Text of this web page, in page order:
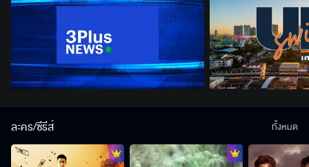
ละคร/ซีรีส์ ทั้งหมด